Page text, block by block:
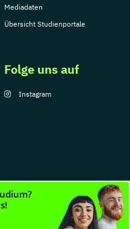
Mediadaten
Übersicht Studienportale
Folge uns auf
Instagram
Nutzungsbedingungen